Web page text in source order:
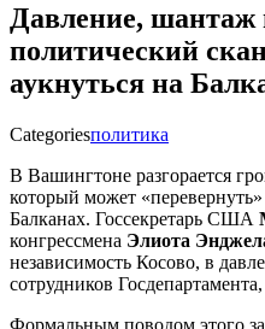
Давление, шантаж
политический
аукнуться на
Categoriesполитика
В Вашингтоне разгорается
который может
Балканах. Госсекретарь США
конгрессмена Элиота
независимость Косово, в
сотрудников
Формальным поводом этого